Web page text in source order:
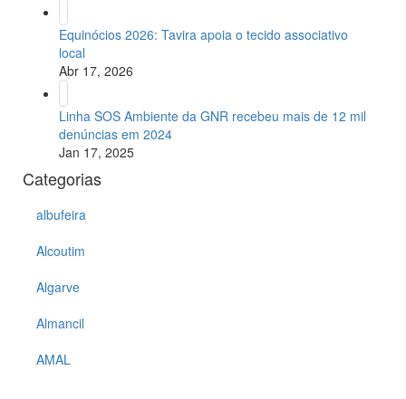
Equinócios 2026: Tavira apoia o tecido associativo
local
Abr 17, 2026
Linha SOS Ambiente da GNR recebeu mais de 12 mil
denúncias em 2024
Jan 17, 2025
Categorias
albufeira
Alcoutim
Algarve
Almancil
AMAL